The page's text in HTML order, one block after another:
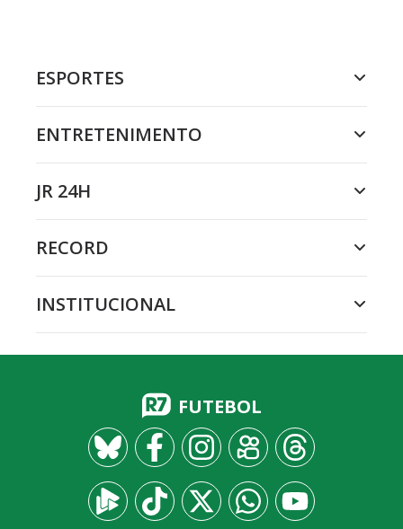
ESPORTES
ENTRETENIMENTO
JR 24H
RECORD
INSTITUCIONAL
FUTEBOL